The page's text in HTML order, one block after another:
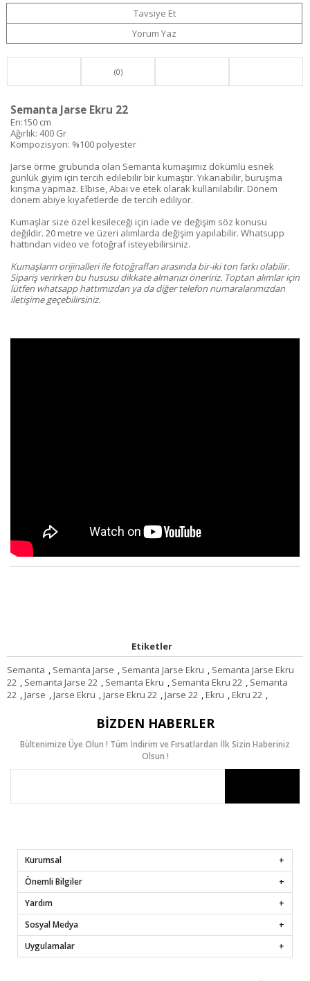
Tavsiye Et
Yorum Yaz
(0)
Semanta Jarse Ekru 22
En:150 cm
Ağırlık: 400 Gr
Kompozisyon: %100 polyester
Jarse örme grubunda olan Semanta kumaşımız dökümlü esnek
günlük giyim için tercih edilebilir bir kumaştır. Yıkanabilir, buruşma
kırışma yapmaz. Elbise, Abai ve etek olarak kullanılabilir. Dönem
dönem abiye kıyafetlerde de tercih ediliyor.
Kumaşlar size özel kesileceği için iade ve değişim söz konusu
değildir. 20 metre ve üzeri alımlarda değişim yapılabilir. Whatsupp
hattından video ve fotoğraf isteyebilirsiniz.
Kumaşların orijinalleri ile fotoğrafları arasında bir-iki ton farkı olabilir.
Sipariş verirken bu hususu dikkate almanızı öneririz. Toptan alımlar için
lütfen whatsapp hattımızdan ya da diğer telefon numaralarımızdan
iletişime geçebilirsiniz.
Etiketler
Semanta , Semanta Jarse , Semanta Jarse Ekru , Semanta Jarse Ekru
22 , Semanta Jarse 22 , Semanta Ekru , Semanta Ekru 22 , Semanta
22 ,Jarse ,Jarse Ekru ,Jarse Ekru 22 ,Jarse 22 ,Ekru ,Ekru 22 ,
BIZDEN HABERLER
Bültenimize Üye Olun ! Tüm İndirim ve Fırsatlardan İlk Sizin Haberiniz
Olsun !
Kurumsal
Önemli Bilgiler
Yardım
Sosyal Medya
Uygulamalar